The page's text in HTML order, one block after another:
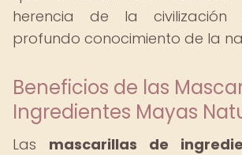
herencia de la
profundo conocimiento de la
Beneficios de las
Ingredientes Mayas
Las mascarillas de